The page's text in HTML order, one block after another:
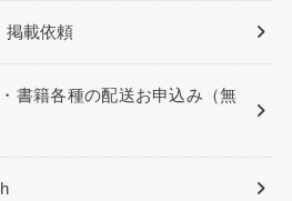
掲載依頼
書籍各種の配送お申込み（無